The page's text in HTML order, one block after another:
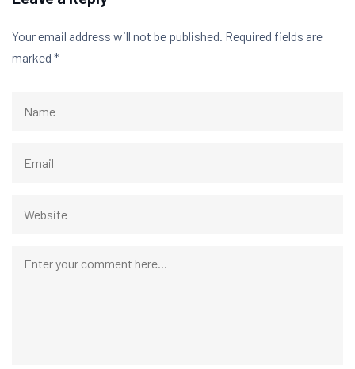
Your email address will not be published. Required fields are
marked *